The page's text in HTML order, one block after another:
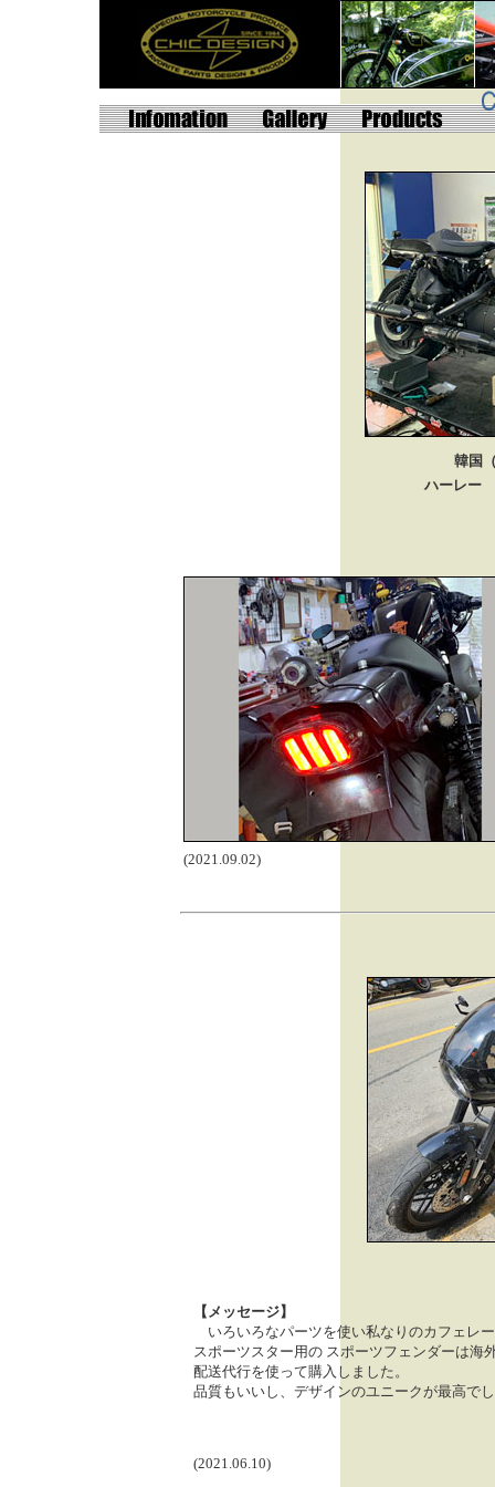
韓国
ハーレー
(2021.09.02)
【メッセージ】
いろいろなパーツを使い私なりのカフェレ
スポーツスター用の スポーツフェンダーは海
配送代行を使って購入しました。
品質もいいし、デザインのユニークが最高で
(2021.06.10)